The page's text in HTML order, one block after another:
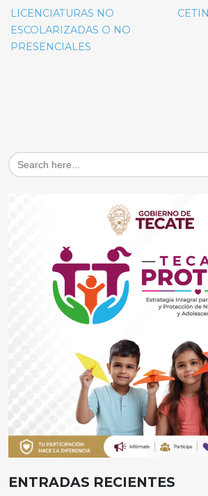
LICENCIATURAS NO
ESCOLARIZADAS O NO
PRESENCIALES
Search
for:
ENTRADAS RECIENTES